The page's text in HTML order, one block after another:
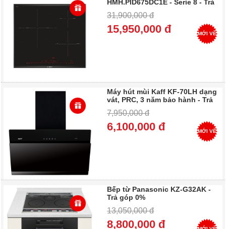
HMH.PID675DC1E - Serie 8 - Trả
31,900,000 đ
15,950,000 đ MỚI VỀ
Máy hút mùi Kaff KF-70LH dạng
vát, PRC, 3 năm bảo hành - Trả
7,950,000 đ
6,100,000 đ MỚI VỀ
Bếp từ Panasonic KZ-G32AK -
Trả góp 0%
13,050,000 đ
8,800,000 đ